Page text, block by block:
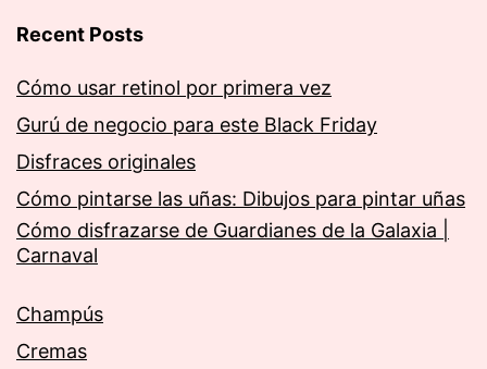
Recent Posts
Cómo usar retinol por primera vez
Gurú de negocio para este Black Friday
Disfraces originales
Cómo pintarse las uñas: Dibujos para pintar uñas
Cómo disfrazarse de Guardianes de la Galaxia |
Carnaval
Champús
Cremas